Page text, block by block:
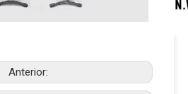
Anterior: